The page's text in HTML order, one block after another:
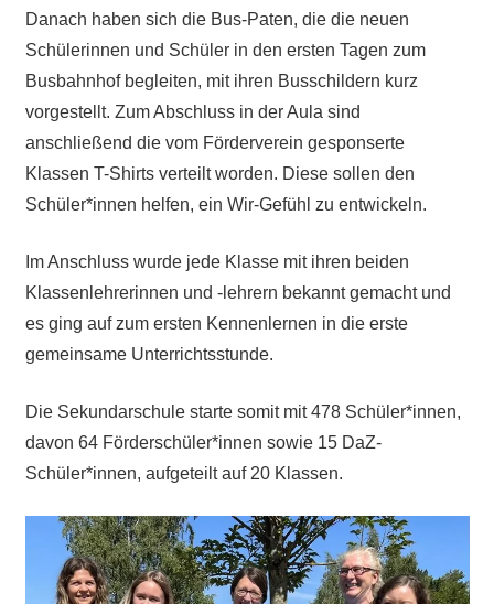
Danach haben sich die Bus-Paten, die die neuen
Schülerinnen und Schüler in den ersten Tagen zum
Busbahnhof begleiten, mit ihren Busschildern kurz
vorgestellt. Zum Abschluss in der Aula sind
anschließend die vom Förderverein gesponserte
Klassen T-Shirts verteilt worden. Diese sollen den
Schüler*innen helfen, ein Wir-Gefühl zu entwickeln.
Im Anschluss wurde jede Klasse mit ihren beiden
Klassenlehrerinnen und -lehrern bekannt gemacht und
es ging auf zum ersten Kennenlernen in die erste
gemeinsame Unterrichtsstunde.
Die Sekundarschule starte somit mit 478 Schüler*innen,
davon 64 Förderschüler*innen sowie 15 DaZ-
Schüler*innen, aufgeteilt auf 20 Klassen.